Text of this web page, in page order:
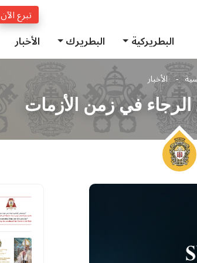
تبرع الآن
البطريركية
البطريرك الأخبار
الأخبار
الرجاء في زمن الأزمات